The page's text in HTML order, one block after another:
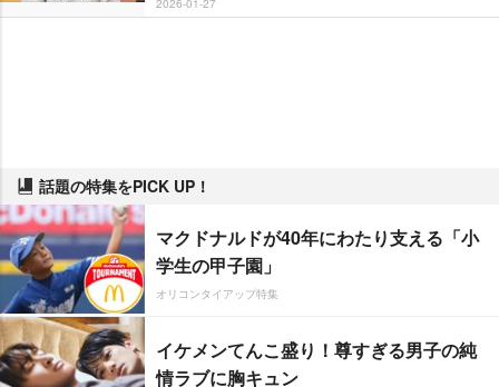
2026-01-27
話題の特集をPICK UP！
マクドナルドが40年にわたり支える「小
学生の甲子園」
オリコンタイアップ特集
イケメンてんこ盛り！尊すぎる男子の純
情ラブに胸キュン